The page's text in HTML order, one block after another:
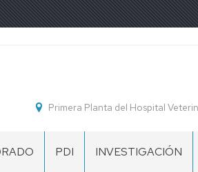
Primera Planta del Hospital
PDI INVESTIGACIÓN